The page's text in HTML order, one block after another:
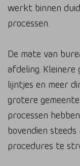
werkt binnen
processen.
De mate van
afdeling.
lijntjes en meer
grotere
processen
bovendien
procedures te